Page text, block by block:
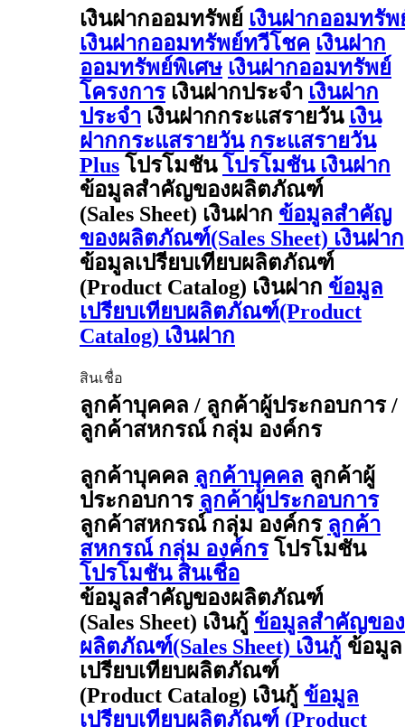
เงินฝากออมทรัพย์ เงินฝากออมทรัพ
เงินฝากออมทรัพย์ทวีโชค เงินฝาก
ออมทรัพย์พิเศษ เงินฝากออมทรัพย์
โครงการ เงินฝากประจำ เงินฝาก
ประจำ เงินฝากกระแสรายวัน เงิน
ฝากกระแสรายวัน กระแสรายวัน
Plus โปรโมชัน โปรโมชัน เงินฝาก
ข้อมูลสำคัญของผลิตภัณฑ์
(Sales Sheet) เงินฝาก ข้อมูลสำคัญ
ของผลิตภัณฑ์(Sales Sheet) เงินฝาก
ข้อมูลเปรียบเทียบผลิตภัณฑ์
(Product Catalog) เงินฝาก ข้อมูล
เปรียบเทียบผลิตภัณฑ์(Product
Catalog) เงินฝาก
สินเชื่อ
ลูกค้าบุคคล / ลูกค้าผู้ประกอบการ /
ลูกค้าสหกรณ์ กลุ่ม องค์กร
ลูกค้าบุคคล ลูกค้าบุคคล ลูกค้าผู้
ประกอบการ ลูกค้าผู้ประกอบการ
ลูกค้าสหกรณ์ กลุ่ม องค์กร ลูกค้า
สหกรณ์ กลุ่ม องค์กร โปรโมชัน
โปรโมชัน สินเชื่อ
ข้อมูลสำคัญของผลิตภัณฑ์
(Sales Sheet) เงินกู้ ข้อมูลสำคัญของ
ผลิตภัณฑ์(Sales Sheet) เงินกู้ ข้อมูล
เปรียบเทียบผลิตภัณฑ์
(Product Catalog) เงินกู้ ข้อมูล
เปรียบเทียบผลิตภัณฑ์ (Product